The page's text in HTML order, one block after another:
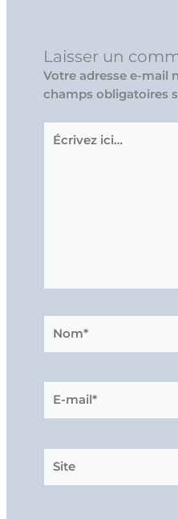
Laisser un
Votre adresse e-mail
champs obligatoires
Écrivez
ici…
mail*